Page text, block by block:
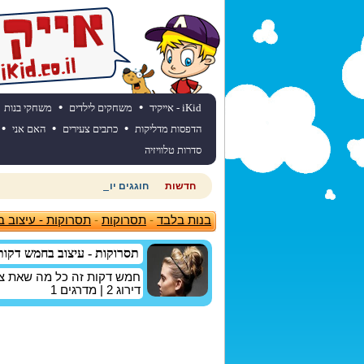
iKid - אייקיד • משחקים לילדים • משחקי בנות
הדפסות מדליקות • כתבים צעירים • האם אני •
סדרות טלוויזיה
חדשות חוגגים יום הולדת? כנסו לאתר
בנות בלבד-תסרוקות-תסרוקות -
תסרוקות - עיצוב בחמש
חמש דקות זה כל מה שאת
דירוג 2 | מדרגים 1